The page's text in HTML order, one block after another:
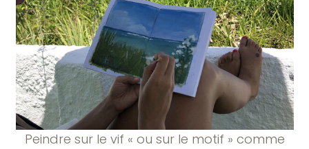
Peindre sur le vif « ou sur le motif » comme